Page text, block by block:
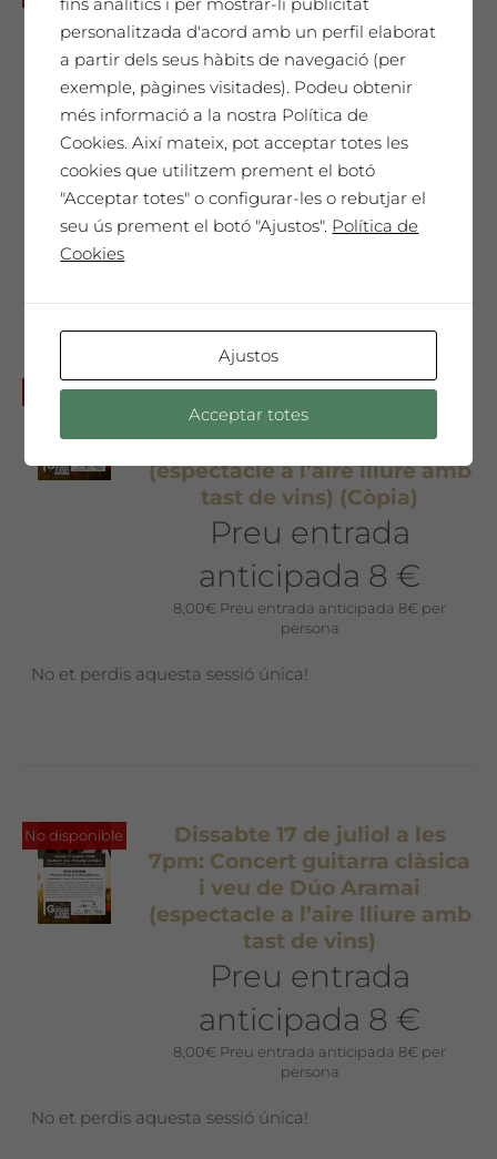
Sopar i festa a La Vinya dels
Artistes
Preu per una
persona 45€ €
45,00 Preu per persona 45€
No et perdis la festa més ruralglam de
l'estiu!
No disponible
Dissabte 17 de juliol a les
7pm: Concert guitarra clàsica
i veu de Dúo Aramai
(espectacle a l’aire lliure amb
tast de vins) (Còpia)
Preu entrada
anticipada 8 €
8,00€ Preu entrada anticipada 8€ per
persona
No et perdis aquesta sessió única!
No disponible
Dissabte 17 de juliol a les
7pm: Concert guitarra clàsica
i veu de Dúo Aramai
(espectacle a l’aire lliure amb
tast de vins)
Preu entrada
anticipada 8 €
8,00€ Preu entrada anticipada 8€ per
persona
No et perdis aquesta sessió única!
personalitzada d'acord amb un perfil elaborat
a partir dels seus hàbits de navegació (per
exemple, pàgines visitades). Podeu obtenir
més informació a la nostra Política de
Cookies. Així mateix, pot acceptar totes les
cookies que utilitzem prement el botó
"Acceptar totes" o configurar-les o rebutjar el
seu ús prement el botó "Ajustos". Política de
Cookies
Ajustos
Acceptar totes